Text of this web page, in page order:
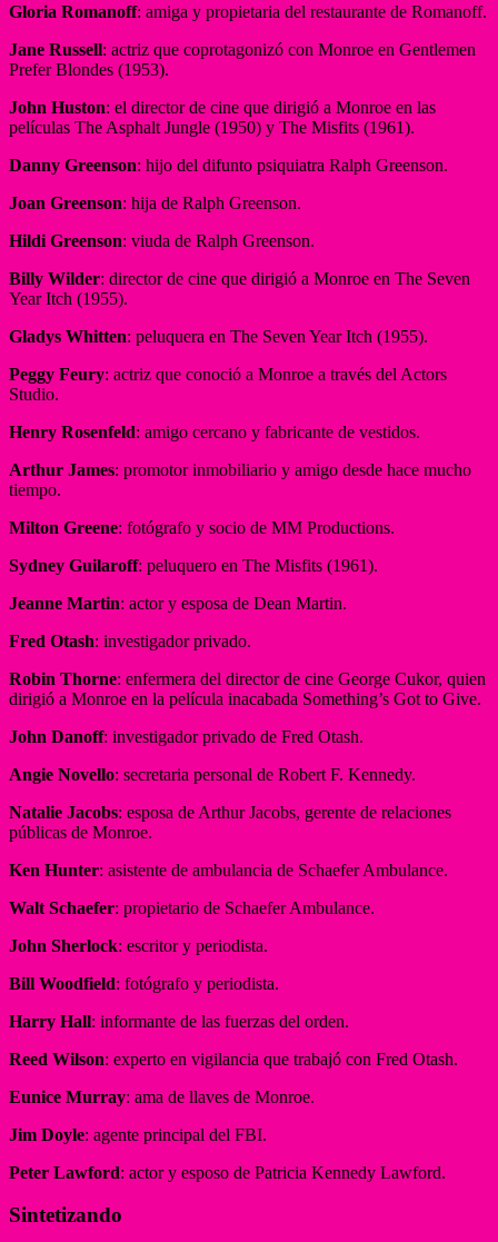
Gloria Romanoff: amiga y propietaria del restaurante de Romanoff.
Jane Russell: actriz que coprotagonizó con Monroe en Gentlemen
Prefer Blondes (1953).
John Huston: el director de cine que dirigió a Monroe en las
películas The Asphalt Jungle (1950) y The Misfits (1961).
Danny Greenson: hijo del difunto psiquiatra Ralph Greenson.
Joan Greenson: hija de Ralph Greenson.
Hildi Greenson: viuda de Ralph Greenson.
Billy Wilder: director de cine que dirigió a Monroe en The Seven
Year Itch (1955).
Gladys Whitten: peluquera en The Seven Year Itch (1955).
Peggy Feury: actriz que conoció a Monroe a través del Actors
Studio.
Henry Rosenfeld: amigo cercano y fabricante de vestidos.
Arthur James: promotor inmobiliario y amigo desde hace mucho
tiempo.
Milton Greene: fotógrafo y socio de MM Productions.
Sydney Guilaroff: peluquero en The Misfits (1961).
Jeanne Martin: actor y esposa de Dean Martin.
Fred Otash: investigador privado.
Robin Thorne: enfermera del director de cine George Cukor, quien
dirigió a Monroe en la película inacabada Something’s Got to Give.
John Danoff: investigador privado de Fred Otash.
Angie Novello: secretaria personal de Robert F. Kennedy.
Natalie Jacobs: esposa de Arthur Jacobs, gerente de relaciones
públicas de Monroe.
Ken Hunter: asistente de ambulancia de Schaefer Ambulance.
Walt Schaefer: propietario de Schaefer Ambulance.
John Sherlock: escritor y periodista.
Bill Woodfield: fotógrafo y periodista.
Harry Hall: informante de las fuerzas del orden.
Reed Wilson: experto en vigilancia que trabajó con Fred Otash.
Eunice Murray: ama de llaves de Monroe.
Jim Doyle: agente principal del FBI.
Peter Lawford: actor y esposo de Patricia Kennedy Lawford.
Sintetizando